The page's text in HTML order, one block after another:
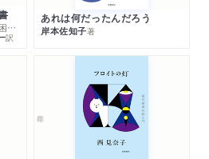
─親から子に伝える一生お金に困らない考え方
訳
あれは何だったんだろう
岸本佐知子著